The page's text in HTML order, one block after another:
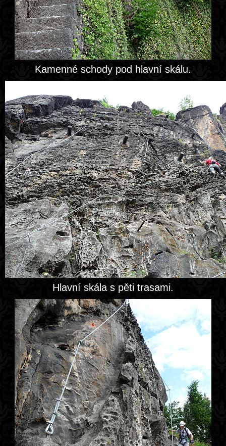
Kamenné schody pod hlavní skálu.
Hlavní skála s pěti trasami.